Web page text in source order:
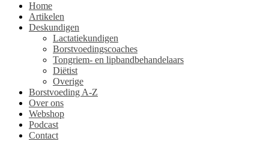
Home
Artikelen
Deskundigen
Lactatiekundigen
Borstvoedingscoaches
Tongriem- en lipbandbehandelaars
Diëtist
Overige
Borstvoeding A-Z
Over ons
Webshop
Podcast
Contact